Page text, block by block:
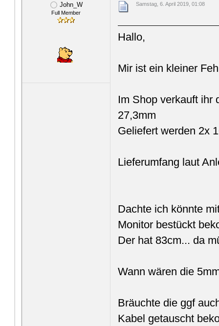
John_W
Full Member
Samstag, 6. April 2019, 01:08
Hallo,
Mir ist ein kleiner
Im Shop verkauft ihr
27,3mm
Geliefert werden 2x
Lieferumfang laut
Dachte ich könnte
Monitor bestückt
Der hat 83cm... da
Wann wären die
Bräuchte die ggf
Kabel getauscht